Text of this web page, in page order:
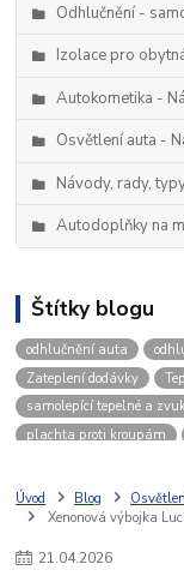
Odhlučnění -
Izolace pro
Autokometika -
Osvětlení auta -
Návody, rady,
Autodoplňky na
Štítky blogu
odhlučnění auta
Zateplení dodávky
samolepící tepelné a
plachta proti kroupám
leštěnka na auto
Izolace kapoty motoru
Úvod Blog
Xenonová výbojka
21.04.2026